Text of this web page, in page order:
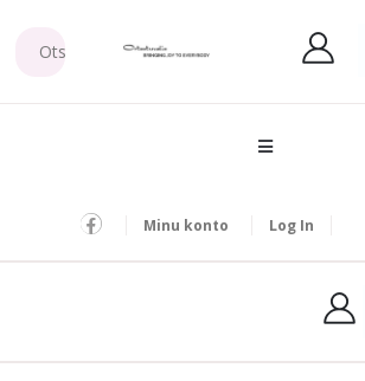
Minu konto Log In